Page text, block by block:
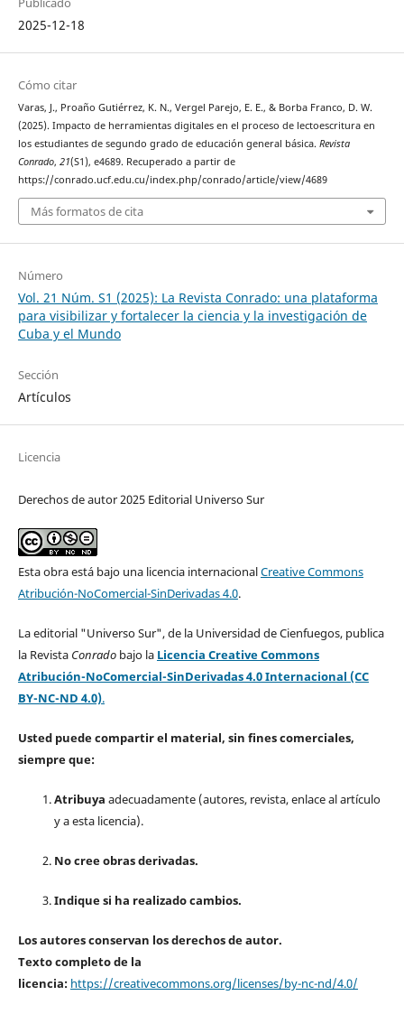
2025-12-18
Cómo citar
Varas, J., Proaño Gutiérrez, K. N., Vergel Parejo, E. E., & Borba Franco, D. W.
(2025). Impacto de herramientas digitales en el proceso de lectoescritura en
los estudiantes de segundo grado de educación general básica. Revista
Conrado, 21(S1), e4689. Recuperado a partir de
https://conrado.ucf.edu.cu/index.php/conrado/article/view/4689
Más formatos de cita
Número
Vol. 21 Núm. S1 (2025): La Revista Conrado: una plataforma
para visibilizar y fortalecer la ciencia y la investigación de
Cuba y el Mundo
Sección
Artículos
Licencia
Derechos de autor 2025 Editorial Universo Sur
Esta obra está bajo una licencia internacionalCreative Commons
Atribución-NoComercial-SinDerivadas 4.0.
La editorial "Universo Sur", de la Universidad de Cienfuegos, publica
la Revista Conradobajo la Licencia Creative Commons
Atribución-NoComercial-SinDerivadas 4.0 Internacional (CC
BY-NC-ND 4.0).
Usted puede compartir el material, sin fines comerciales,
siempre que:
Atribuya adecuadamente (autores, revista, enlace al artículo
y a esta licencia).
No cree obras derivadas.
Indique si ha realizado cambios.
Los autores conservan los derechos de autor.
Texto completo de la
licencia: https://creativecommons.org/licenses/by-nc-nd/4.0/